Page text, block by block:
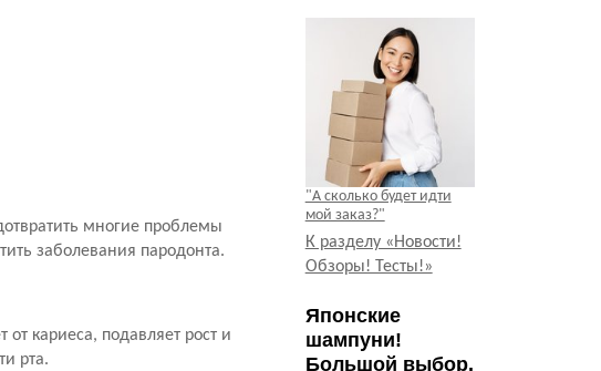
многие проблемы
заболевания пародонта.
от кариеса, подавляет рост и
рта.
"А сколько будет идти
мой заказ?"
К разделу «Новости!
Обзоры! Тесты!»
Японские
шампуни!
Большой выбор.